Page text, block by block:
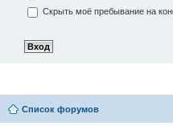
Скрыть моё пребывание на
Список форумов